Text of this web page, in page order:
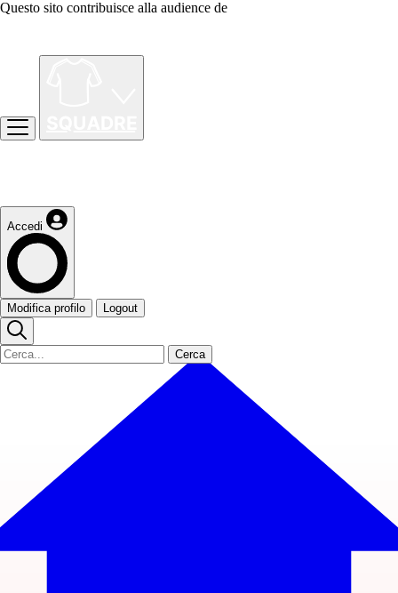
Questo sito contribuisce alla audience de
Accedi
Modifica profilo Logout
Cerca